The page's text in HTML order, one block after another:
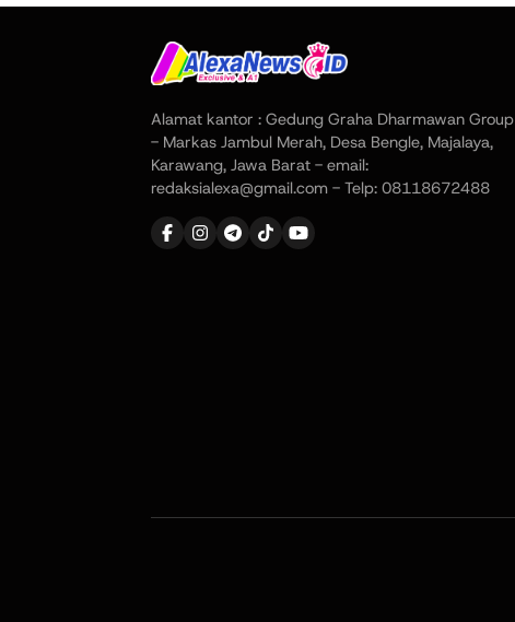
Alamat kantor : Gedung Graha Dharmawan Group
- Markas Jambul Merah, Desa Bengle, Majalaya,
Karawang, Jawa Barat - email:
redaksialexa@gmail.com - Telp: 08118672488